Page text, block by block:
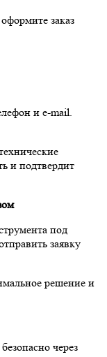
заказ
и e-mail.
и подтвердит
под
заявку
решение и
через